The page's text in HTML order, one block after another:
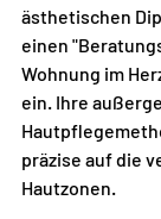
ästhetischen
einen
Wohnung im
ein. Ihre
präzise auf die
Hautzonen.